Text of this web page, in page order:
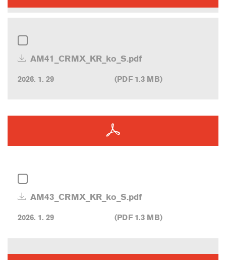
AM41_CRMX_KR_ko_S.pdf
2026. 1. 29 (PDF 1.3 MB)
AM43_CRMX_KR_ko_S.pdf
2026. 1. 29 (PDF 1.3 MB)